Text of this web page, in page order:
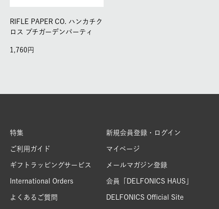
RIFLE PAPER CO. ハンカチク
ロス プチガーデンパーティ
1,760
特集
ご利用ガイド
ギフトラッピングサービス
International Orders
よくあるご質問
新規会員登録・ログイン
マイページ
メールマガジン登録
会員「DELFONICS HAUS」
DELFONICS Official Site